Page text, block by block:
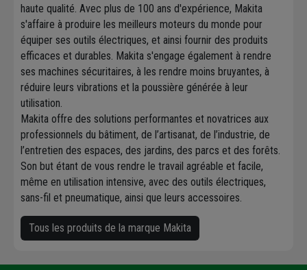
haute qualité. Avec plus de 100 ans d'expérience, Makita
s'affaire à produire les meilleurs moteurs du monde pour
équiper ses outils électriques, et ainsi fournir des produits
efficaces et durables. Makita s'engage également à rendre
ses machines sécuritaires, à les rendre moins bruyantes, à
réduire leurs vibrations et la poussière générée à leur
utilisation.
Makita offre des solutions performantes et novatrices aux
professionnels du bâtiment, de l’artisanat, de l’industrie, de
l’entretien des espaces, des jardins, des parcs et des forêts.
Son but étant de vous rendre le travail agréable et facile,
même en utilisation intensive, avec des outils électriques,
sans-fil et pneumatique, ainsi que leurs accessoires.
Tous les produits de la marque Makita